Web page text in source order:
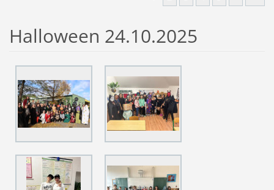
Halloween 24.10.2025